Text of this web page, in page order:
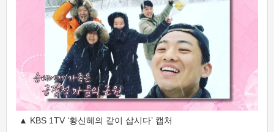
▲ KBS 1TV ‘황신혜의 같이 삽시다’ 캡처